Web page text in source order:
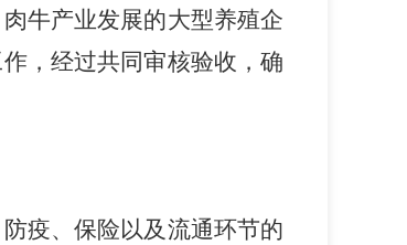
牛产业发展的大型养殖企
，经过共同审核验收，确
防疫、保险以及流通环节的